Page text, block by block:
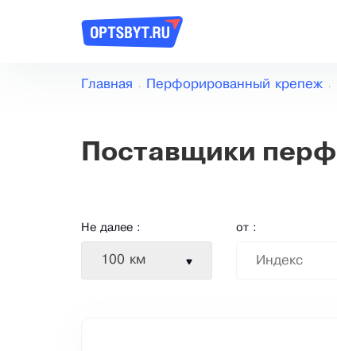
Главная Перфорированный крепеж
Поставщики
Не далее :
100 км
от :